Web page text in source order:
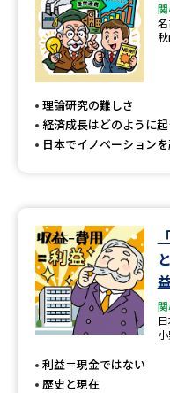
大学・短大以外の資料
専門学校の資料請求
留学・進学関連、塾・予備校
高等学校（情報）教員資格認定
大学研
理論研究の難しさ
経済成長はどのように
日本でイノベーション
利益＝現金ではない
歴史と現在